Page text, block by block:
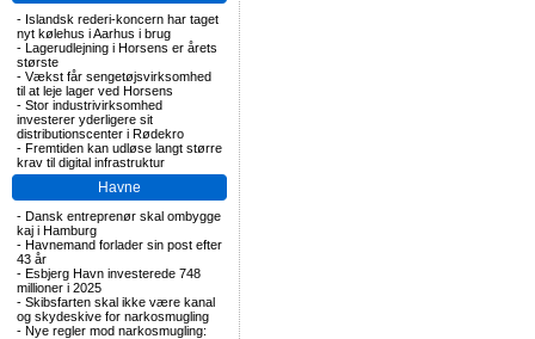
- Islandsk rederi-koncern har taget
nyt kølehus i Aarhus i brug
- Lagerudlejning i Horsens er årets
største
- Vækst får sengetøjsvirksomhed
til at leje lager ved Horsens
- Stor industrivirksomhed
investerer yderligere sit
distributionscenter i Rødekro
- Fremtiden kan udløse langt større
krav til digital infrastruktur
Havne
- Dansk entreprenør skal ombygge
kaj i Hamburg
- Havnemand forlader sin post efter
43 år
- Esbjerg Havn investerede 748
millioner i 2025
- Skibsfarten skal ikke være kanal
og skydeskive for narkosmugling
- Nye regler mod narkosmugling: